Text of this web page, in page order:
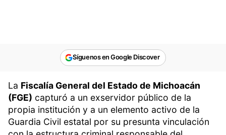
Síguenos en Google Discover
La Fiscalía General del Estado de Michoacán
(FGE) capturó a un exservidor público de la
propia institución y a un elemento activo de la
Guardia Civil estatal por su presunta vinculación